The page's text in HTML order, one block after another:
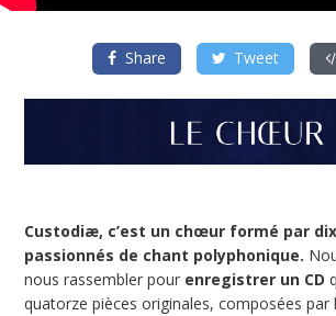
Share Tweet
Custodiæ, c’est un chœur formé par
passionnés de chant polyphonique.
nous rassembler pour enregistrer un CD
quatorze pièces originales, composées par